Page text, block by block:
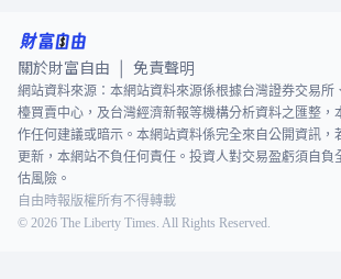
關於財富自由 免責聲明
網站資料來源：本網站資料來源係根據台灣證券交易所
檯買賣中心，及台灣經濟新報等機構分析資料之匯整，
作任何建議或暗示。本網站資料係完全來自公開資訊，
更新，本網站不負任何責任。投資人對交易盈虧須自負
估風險。
自由時報版權所有不得轉載
© 2026 The Liberty Times. All Rights Reserved.